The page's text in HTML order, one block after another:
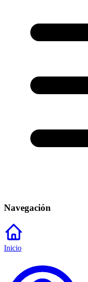
Navegación
Inicio